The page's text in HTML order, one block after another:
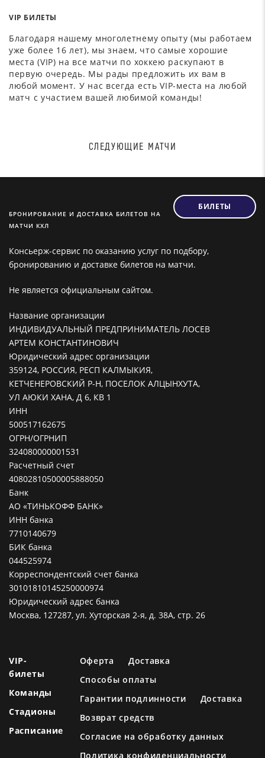
VIP БИЛЕТЫ
Благодаря нашему многолетнему опыту (мы работаем
уже более 16 лет), мы знаем, что самые хорошие
места (VIP) на все матчи по хоккею раскупают в
первую очередь. Мы рады предложить их вам в
любой момент. У нас всегда есть VIP-места на любой
матч с участием вашей любимой команды!
СЛЕДУЮЩИЕ МАТЧИ
БРОНИРОВАНИЕ И ДОСТАВКА БИЛЕТОВ НА
МАТЧИ КХЛ
БИЛЕТЫ
Консьерж-сервис по оказанию услуг по подбору,
бронированию и доставке билетов на матчи.
Не является официальным сайтом.
Название организации
ИНДИВИДУАЛЬНЫЙ ПРЕДПРИНИМАТЕЛЬ ЛОСЕВ
АРТЕМ КОНСТАНТИНОВИЧ
Юридический адрес организации
359124, РОССИЯ, РЕСП КАЛМЫКИЯ,
КЕТЧЕНЕРОВСКИЙ Р-Н, ПОСЕЛОК АЛЦЫНХУТА,
УЛ АЮКИ ХАНА, Д 6, КВ 1
ИНН
500517162675
ОГРН/ОГРНИП
324080000001531
Расчетный счет
40802810500005888050
Банк
АО «ТИНЬКОФФ БАНК»
ИНН банка
7710140679
БИК банка
044525974
Корреспондентский счет банка
30101810145250000974
Юридический адрес банка
Москва, 127287, ул. Хуторская 2-я, д. 38А, стр. 26
VIP-
билеты
Команды
Стадионы
Расписание
Оферта
Доставка
Способы оплаты
Гарантии подлинности
Доставка
Возврат средств
Согласие на обработку данных
Политика конфиденциальности